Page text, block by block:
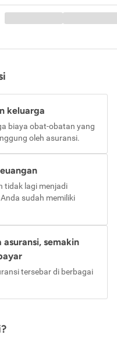
keluarga
biaya obat-obatan yang
oleh asuransi.
tidak lagi menjadi
sudah memiliki
semakin
tersebar di berbagai